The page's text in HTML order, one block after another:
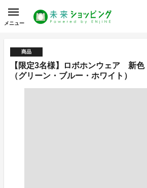
メニュー
商品
【限定3名様】ロボホンウェア 新
（グリーン・ブルー・ホワイト）